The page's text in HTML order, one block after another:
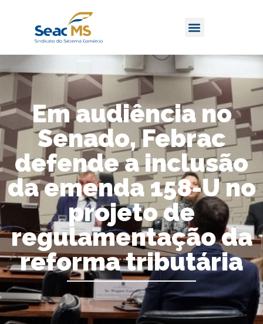
Em audiência no
Senado, Febrac
defende a inclusão
da emenda 158-U no
projeto de
regulamentação da
reforma tributária